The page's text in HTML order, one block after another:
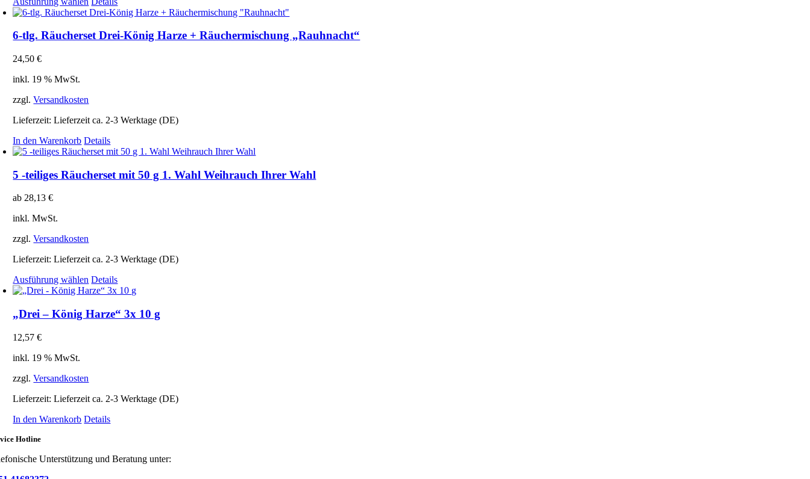
werden
Produkt
mehrere
Produktseite
werden
6-tlg. Räucherset Drei-König Harze + Räuchermischung „Rauhnacht“
24,50€
inkl. 19 % MwSt.
zzgl.Versandkosten
Lieferzeit:Lieferzeit ca. 2-3 Werktage (DE)
In den Warenkorb Details
5 -teiliges Räucherset mit 50 g 1. Wahl Weihrauch Ihrer Wahl
ab28,13€
inkl. MwSt.
zzgl.Versandkosten
Lieferzeit:Lieferzeit ca. 2-3 Werktage (DE)
Ausführung wählen Dieses
Produkt
mehrere
Varianten
Produktseite
werden
Details
„Drei – König Harze“ 3x 10 g
12,57€
inkl. 19 % MwSt.
zzgl.Versandkosten
Lieferzeit:Lieferzeit ca. 2-3 Werktage (DE)
In den Warenkorb Details
Hotline
Unterstützung und Beratung unter: